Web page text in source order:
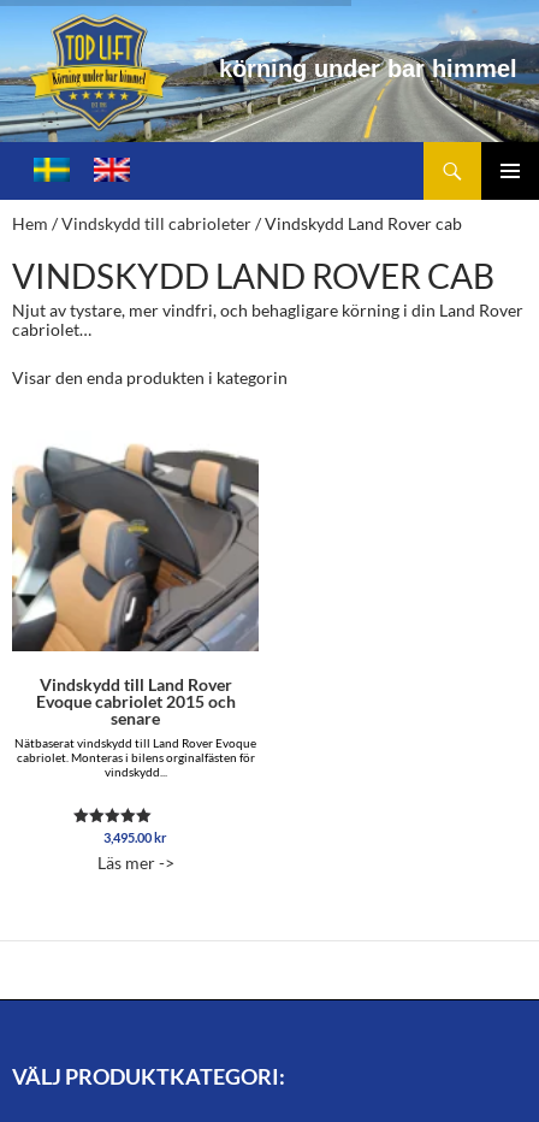
örning under bar himmel
Toplift.se – för körning under bar himmel
HOPPA
TILL
INNEHÅLL
Hem /Vindskydd till cabrioleter/ Vindskydd Land Rover cab
VINDSKYDD LAND ROVER CAB
Njut av tystare, mer vindfri, och behagligare körning i din Land Rover
cabriolet…
Visar den enda produkten i kategorin
Vindskydd till Land Rover
Evoque cabriolet 2015 och
senare
Nätbaserat vindskydd till Land Rover Evoque
cabriolet. Monteras i bilens orginalfästen för
vindskydd...
Betygsatt
av 5
3,495.00 kr
Läs mer ->
VÄLJ PRODUKTKATEGORI: